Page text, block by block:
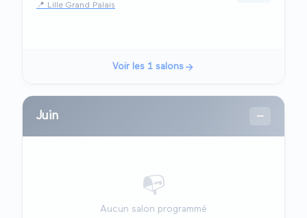
📍 Lille Grand Palais
Voir les 1 salons
Juin —
📭
Aucun salon programmé